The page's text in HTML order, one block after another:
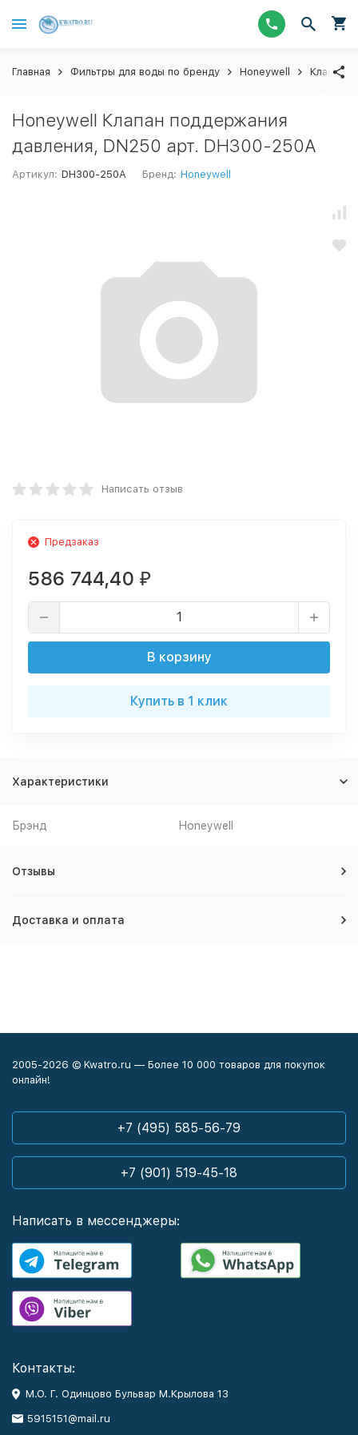
Главная Фильтры для воды по бренду Honeywell Клапаны
Honeywell Клапан поддержания
давления, DN250 арт. DH300-250A
Артикул: DH300-250A Бренд: Honeywell
Написать отзыв
Предзаказ
586 744,40 ₽
В корзину
Купить в 1 клик
Характеристики
Брэнд Honeywell
Отзывы
Доставка и оплата
2005-2026 © Kwatro.ru — Более 10 000 товаров для покупок
онлайн!
+7 (495) 585-56-79
+7 (901) 519-45-18
Написать в мессенджеры:
Контакты:
М.О. Г. Одинцово Бульвар М.Крылова 13
5915151@mail.ru